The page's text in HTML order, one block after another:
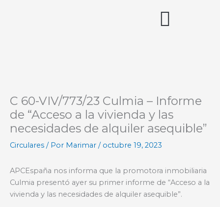
C 60-VIV/773/23 Culmia – Informe
de “Acceso a la vivienda y las
necesidades de alquiler asequible”
Circulares / Por Marimar / octubre 19, 2023
APCEspaña nos informa que la promotora inmobiliaria
Culmia presentó ayer su primer informe de “Acceso a la
vivienda y las necesidades de alquiler asequible”.